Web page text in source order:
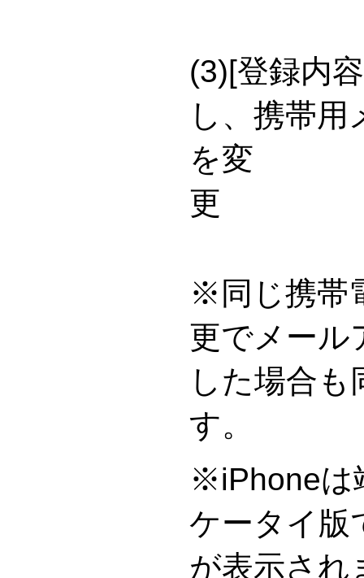
(3)[登録内
し、携帯用
を変
※同じ携帯
更でメール
した場合も
※iPhoneは
ケータイ版
が表示され